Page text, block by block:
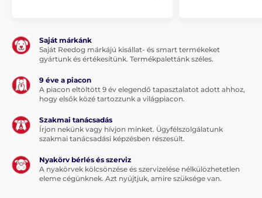
segítségével az összes párosított készülék
kimutatható. A vevőkészülék lehetővé teszi az aktuális
helyzet elmentését és a továbbiakban képes erre a
Az alkalmazás letölthető itt:
https://play.google.com/store/apps/details?
id=cz.vnt.dogtrace.gps
A Dogtrace GPS alkalmazás funkciói:
további kutyagazdik, waypointok)
Online térképek
Saját márkánk
Saját Reedog márkájú kisállat- és smart termékeket
gyártunk és értékesítünk. Termékpalettánk széles.
9 éve a piacon
A piacon eltöltött 9 év elegendő tapasztalatot adott ahhoz,
hogy elsők közé tartozzunk a világpiacon.
Szakmai tanácsadás
Írjon nekünk vagy hívjon minket. Ügyfélszolgálatunk
szakmai tanácsadási képzésben részesült.
Nyakörv bérlés és szerviz
A nyakörvek kölcsönzése és szervizelése nélkülözhetetlen
eleme cégünknek. Azt nyújtjuk, amire szüksége van.